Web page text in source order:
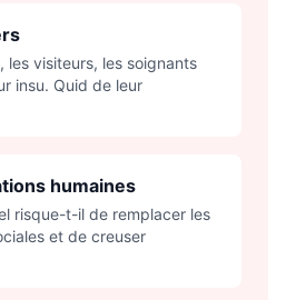
les visiteurs, les soignants
insu. Quid de leur
humaines
risque-t-il de remplacer les
et de creuser